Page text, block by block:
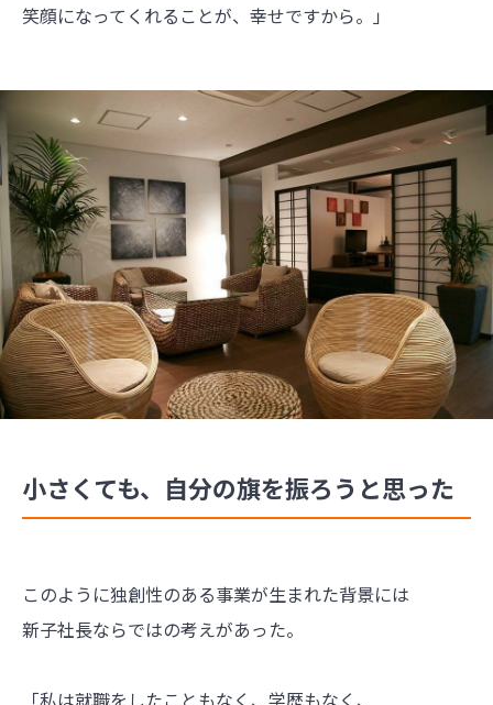
笑顔になってくれることが、幸せですから。」
小さくても、自分の旗を振ろうと思った
このように独創性のある事業が生まれた背景には
新子社長ならではの考えがあった。
「私は就職をしたこともなく、学歴もなく、